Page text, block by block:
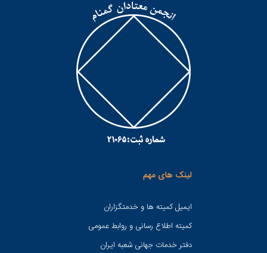
لینک های مهم
ایمیل کمیته ها و خدمتگزاران
کميته اطلاع رسانی و روابط عمومی
دفتر خدمات جهانی شعبه ايران